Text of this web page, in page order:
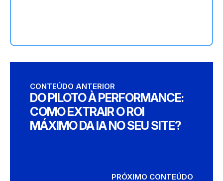
CONTEÚDO ANTERIOR
DO PILOTO À PERFORMANCE:
COMO EXTRAIR O ROI
MÁXIMO DA IA NO SEU SITE?
PRÓXIMO CONTEÚDO